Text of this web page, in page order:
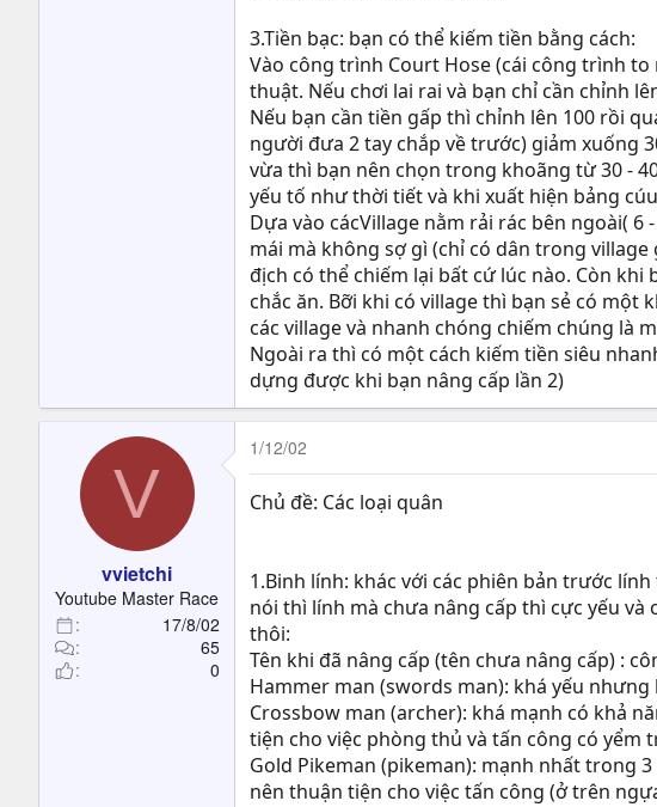
3.Tiền bạc: bạn có thể kiếm tiền bằng cách:
Vào công trình Court Hose (cái công trình to
thuật. Nếu chơi lai rai và bạn chỉ cần chỉnh
Nếu bạn cần tiền gấp thì chỉnh lên 100 rồi
người đưa 2 tay chắp về trước) giảm xuống
vừa thì bạn nên chọn trong khoãng từ 30 -
yếu tố như thời tiết và khi xuất hiện bảng
Dựa vào cácVillage nằm rải rác bên ngoài(
mái mà không sợ gì (chỉ có dân trong
địch có thể chiếm lại bất cứ lúc nào. Còn
chắc ăn. Bỡi khi có village thì bạn sẻ có
các village và nhanh chóng chiếm chúng là
Ngoài ra thì có một cách kiếm tiền siêu
dựng được khi bạn nâng cấp lần 2)
V
vvietchi
Youtube Master Race
17/8/02
65
0
1/12/02
Chủ đề: Các loại quân
1.Binh lính: khác với các phiên bản trước
nói thì lính mà chưa nâng cấp thì cực yếu
thôi:
Tên khi đã nâng cấp (tên chưa nâng cấp) :
Hammer man (swords man): khá yếu
Crossbow man (archer): khá mạnh có khả
tiện cho việc phòng thủ và tấn công có yểm
Gold Pikeman (pikeman): mạnh nhất trong
nên thuận tiện cho việc tấn công (ở trên